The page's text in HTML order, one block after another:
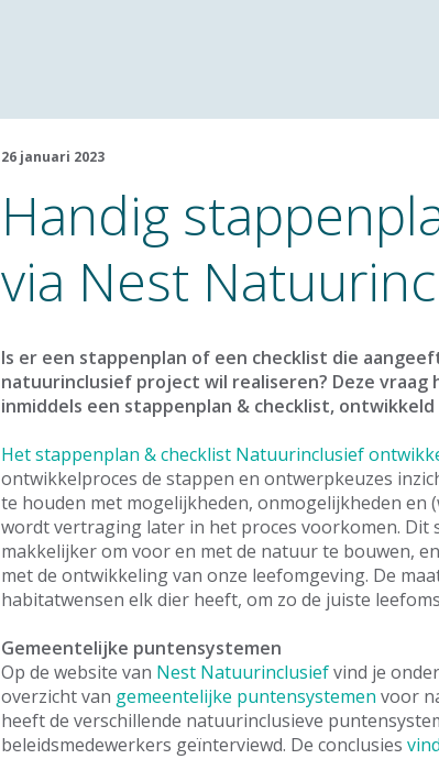
26 januari 2023
Handig
via Nest
Is er een stappenplan of een checklist die
natuurinclusief project wil realiseren? Deze vraag
inmiddels een stappenplan & checklist,
Het stappenplan & checklist Natuurinclusief
ontwikkelproces de stappen en ontwerpkeuzes
te houden met mogelijkheden, onmogelijkheden
wordt vertraging later in het proces voorkomen. Dit
makkelijker om voor en met de natuur te bouwen,
met de ontwikkeling van onze leefomgeving. De
habitatwensen elk dier heeft, om zo de juiste
Gemeentelijke puntensystemen
Op de website van Nest Natuurinclusiefvind je
overzicht van gemeentelijke puntensystemen voor
heeft de verschillende natuurinclusieve
beleidsmedewerkers geïnterviewd. De conclusies